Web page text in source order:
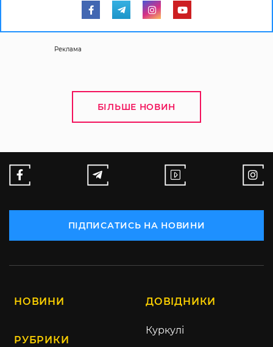
Реклама
БІЛЬШЕ НОВИН
ПІДПИСАТИСЬ НА НОВИНИ
НОВИНИ
РУБРИКИ
ДОВІДНИКИ
Куркулі